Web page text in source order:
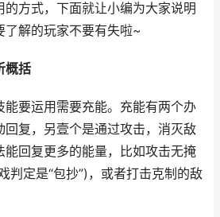
方式，下面就让小编为大家说明
了解的玩家不要有失啦~
概括
能要运用需要充能。充能有两个办
回复，另壹个是通过攻击，消灭敌
能回复更多的能量，比如攻击无掩
判定是“包抄”)，或者打击克制的敌